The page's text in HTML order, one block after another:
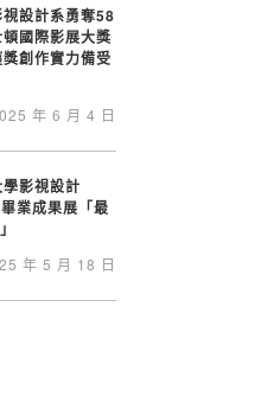
設計系勇奪58
國際影展大獎
創作實力備受
年 6 月 4 日
影視設計
業成果展「最
年 5 月 18 日